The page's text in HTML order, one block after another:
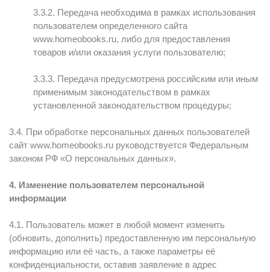
3.3.2. Передача необходима в рамках использования
пользователем определенного сайта
www.homeobooks.ru, либо для предоставления
товаров и/или оказания услуги пользователю;
3.3.3. Передача предусмотрена российским или иным
применимым законодательством в рамках
установленной законодательством процедуры;
3.4. При обработке персональных данных пользователей
сайт www.homeobooks.ru руководствуется Федеральным
законом РФ «О персональных данных».
4. Изменение пользователем персональной
информации
4.1. Пользователь может в любой момент изменить
(обновить, дополнить) предоставленную им персональную
информацию или её часть, а также параметры её
конфиденциальности, оставив заявление в адрес